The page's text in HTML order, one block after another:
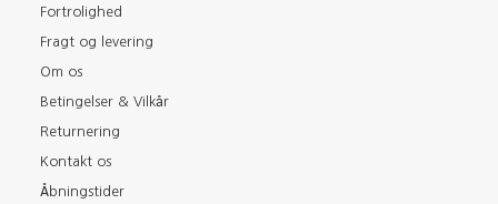
Fortrolighed
Fragt og levering
Om os
Betingelser & Vilkår
Returnering
Kontakt os
Åbningstider